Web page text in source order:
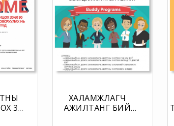
30
ХАЛАМЖЛАГЧ
АЖИЛТАНГ БИЙ